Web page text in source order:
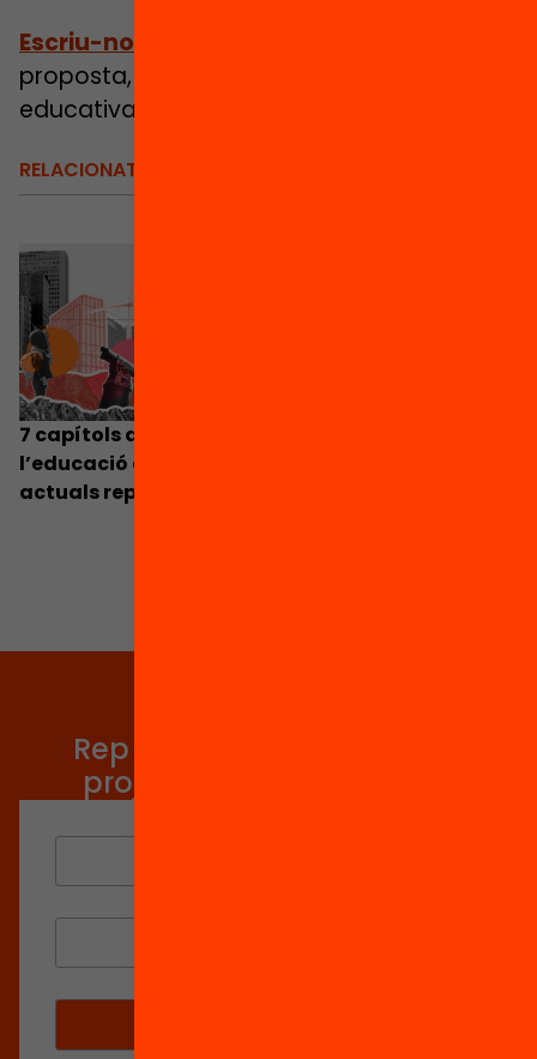
Escriu-nos, pregunta’ns
proposta, suma la teva veu a la millora
educativa!
RELACIONATS
7 capítols de la història de l’Anuari de
l’educació a Catalunya per comprendre els
actuals reptes de l’educació
Rep continguts, iniciatives i
projectes per implicar-te.